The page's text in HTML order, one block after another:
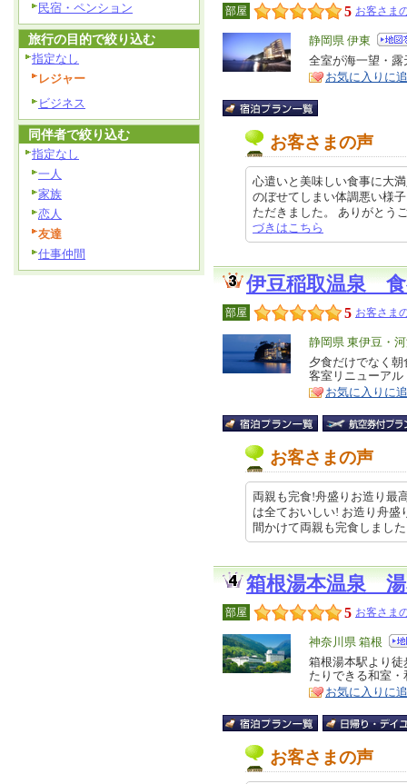
部屋 5 お客さま
エ
リ
ア
静岡県 伊東
特
徴
全室が海一望・
お気に入りに
お客さまの声
心遣いと美味しい食事に大
のぼせてしまい体調悪い様
ただきました。 ありがと
づきはこちら
伊豆稲取温泉
部屋 5 お客さま
エ
リ
ア
静岡県 東伊豆・
特
徴
夕食だけでなく
客室リニューアル
お気に入りに
お客さまの声
両親も完食!舟盛りお造り最
は全ておいしい! お造り舟盛
間かけて両親も完食しまし
箱根湯本温泉
部屋 5 お客さま
エ
リ
ア
神奈川県 箱根
特
徴
箱根湯本駅より
たりできる和室
お気に入りに
お客さまの声
民宿・ペンション
旅行の目的で絞り込む
指定なし
レジャー
ビジネス
同伴者で絞り込む
指定なし
一人
家族
恋人
友達
仕事仲間